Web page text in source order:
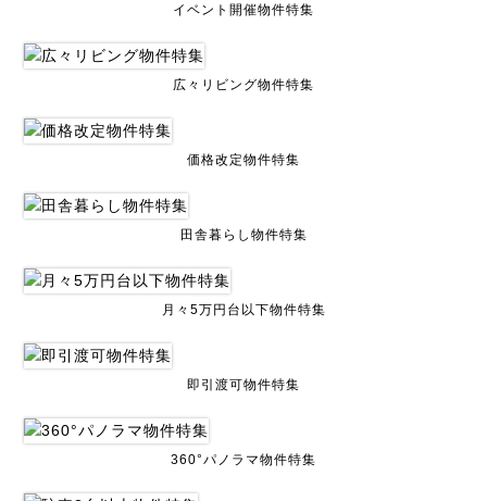
イベント開催物件特集
広々リビング物件特集
価格改定物件特集
田舎暮らし物件特集
月々5万円台以下物件特集
即引渡可物件特集
360°パノラマ物件特集